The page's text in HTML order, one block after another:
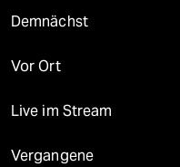
Demnächst
Vor Ort
Live im Stream
Vergangene